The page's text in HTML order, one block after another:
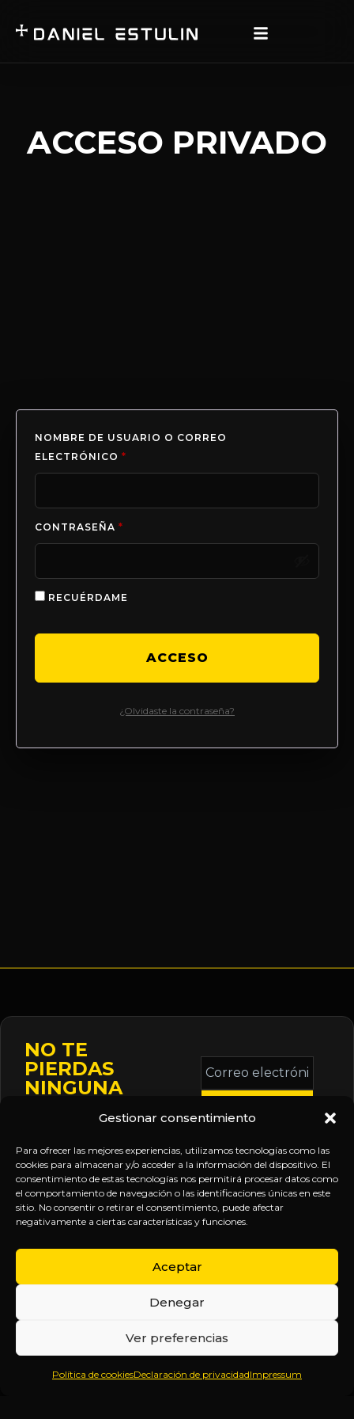
Gestionar consentimiento
Para ofrecer las mejores experiencias, utilizamos tecnologías como las
cookies para almacenar y/o acceder a la información del dispositivo. El
consentimiento de estas tecnologías nos permitirá procesar datos como
el comportamiento de navegación o las identificaciones únicas en este
sitio. No consentir o retirar el consentimiento, puede afectar
negativamente a ciertas características y funciones.
Aceptar
Denegar
Ver preferencias
Política de cookiesDeclaración de privacidadImpressum
ACCESO PRIVADO
NOMBRE DE USUARIO O CORREO
ELECTRÓNICO *
CONTRASEÑA *
RECUÉRDAME
ACCESO
¿Olvidaste la contraseña?
NO TE
PIERDAS
NINGUNA
Mantente informado
sobre la agenda de
eventos, nuevas
publicaciones y
actualizaciones de tu
suscripción.
Correo
electrónico
*
Inicio
Sobre
Política
de
SÍGUENOS